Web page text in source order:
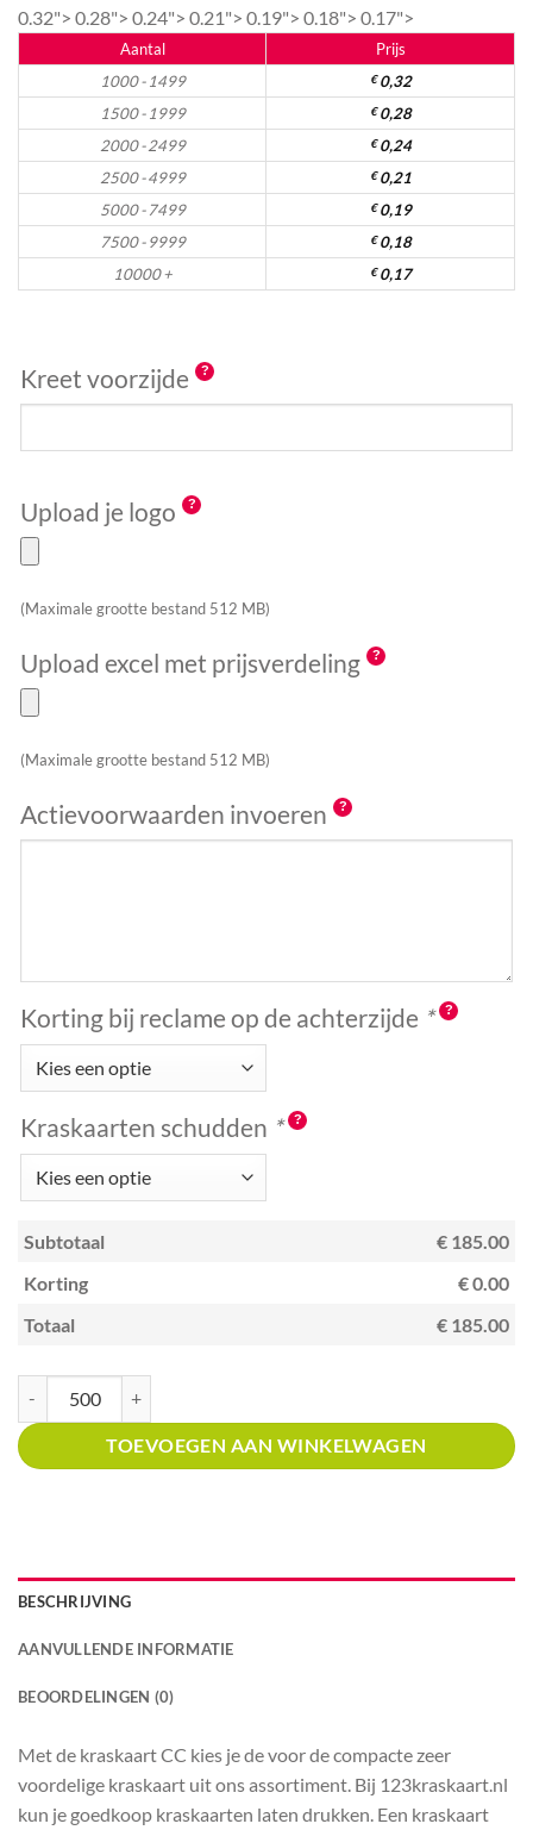
0.32"> 0.28"> 0.24"> 0.21"> 0.19"> 0.18"> 0.17">
Aantal
Prijs
1000 - 1499
€0,32
1500 - 1999
€0,28
2000 - 2499
€0,24
2500 - 4999
€0,21
5000 - 7499
€0,19
7500 - 9999
€0,18
10000 +
€0,17
Kreet voorzijde
Upload je logo
(Maximale grootte bestand 512 MB)
Upload excel met prijsverdeling
(Maximale grootte bestand 512 MB)
Actievoorwaarden invoeren
Korting bij reclame op de achterzijde *
Kraskaarten schudden *
Subtotaal
€ 185.00
Korting
€ 0.00
Totaal
€ 185.00
TOEVOEGEN AAN WINKELWAGEN
BESCHRIJVING
AANVULLENDE INFORMATIE
BEOORDELINGEN (0)
Met de kraskaart CC kies je de voor de compacte zeer
voordelige kraskaart uit ons assortiment. Bij 123kraskaart.nl
kun je goedkoop kraskaarten laten drukken. Een kraskaart